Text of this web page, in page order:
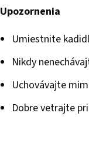
Upozornenia
Umiestnite
Nikdy
Uchovávajte
Dobre vetrajte